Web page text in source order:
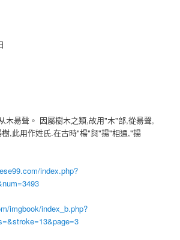
木昜聲。 因屬樹木之類,故用"木"部,從昜聲,
,此用作姓氏.在古時"楊"與"揚"相通,"揚
index.php?
imgbook/index_b.php?